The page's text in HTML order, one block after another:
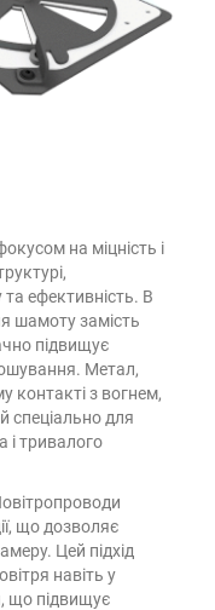
на міцність і
ефективність. В
шамоту замість
підвищує
Метал,
контакті з вогнем,
спеціально для
і тривалого
що дозволяє
Цей підхід
навіть у
що підвищує